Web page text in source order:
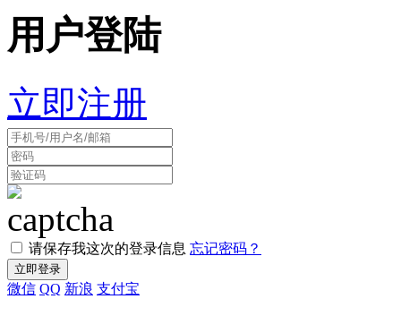
用户登陆
立即注册
请保存我这次的登录信息 忘记密码？
微信 QQ 新浪 支付宝